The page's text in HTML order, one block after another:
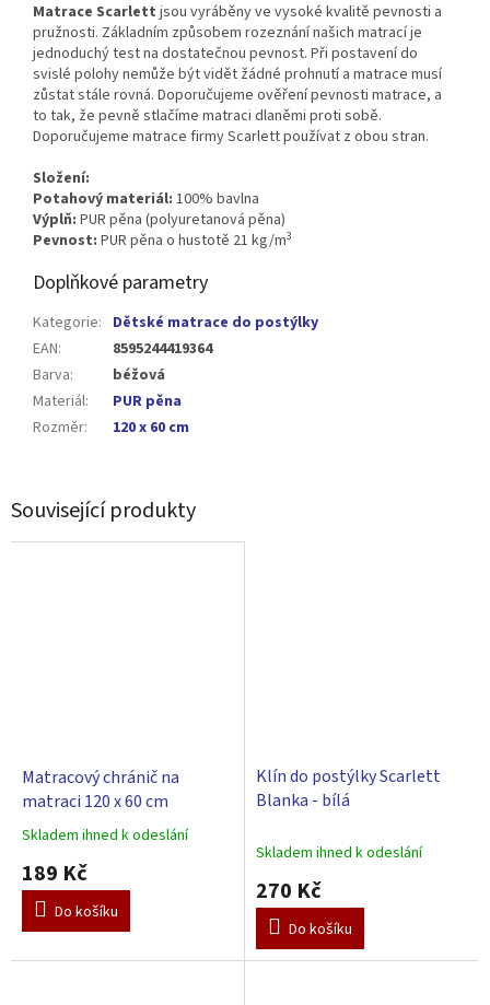
Související produkty
Matracový chránič na
matraci 120 x 60 cm
Průměrné
hodnocení
produktu
5,0
5
Skladem ihned k odeslání
189 Kč
Do košíku
Klín do postýlky Scarlett
Blanka - bílá
Skladem ihned k odeslání
270 Kč
Do košíku
Matrace Scarlett jsou vyráběny ve vysoké kvalitě pevnosti a
pružnosti. Základním způsobem rozeznání našich matrací je
jednoduchý test na dostatečnou pevnost. Při postavení do
svislé polohy nemůže být vidět žádné prohnutí a matrace musí
zůstat stále rovná. Doporučujeme ověření pevnosti matrace, a
to tak, že pevně stlačíme matraci dlaněmi proti sobě.
Doporučujeme matrace firmy Scarlett používat z obou stran.
Složení:
Potahový materiál: 100% bavlna
Výplň: PUR pěna (polyuretanová pěna)
Pevnost: PUR pěna o hustotě 21 kg/m3
Doplňkové parametry
Kategorie: Dětské matrace do postýlky
EAN:
8595244419364
Barva:
béžová
Materiál:
PUR pěna
Rozměr: 120 x 60 cm